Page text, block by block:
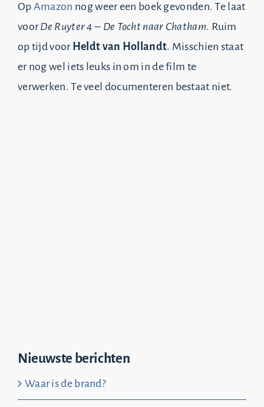
Op Amazon nog weer een boek gevonden. Te laat
voorDe Ruyter 4 – De Tocht naar Chatham. Ruim
op tijd voor Heldt van Hollandt. Misschien staat
er nog wel iets leuks in om in de film te
verwerken. Te veel documenteren bestaat niet.
Nieuwste berichten
Waar is de brand?